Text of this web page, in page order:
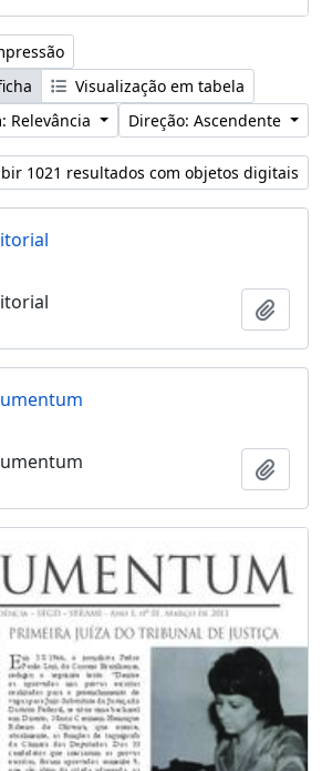
Visualização em tabela
Relevância
Direção: Ascendente
1021 resultados com objetos digitais